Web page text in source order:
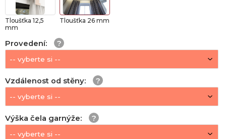
Tloušťka 12,5
mm
Tloušťka 26 mm
Provedení:
Vzdálenost od stěny:
Výška čela garnýže: